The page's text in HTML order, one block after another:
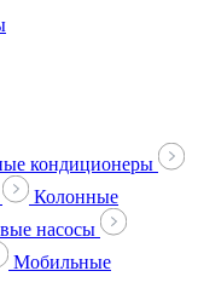
кондиционеры
Колонные
насосы
Мобильные